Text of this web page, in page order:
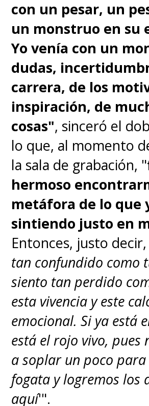
con un pesar, un
un monstruo en su
Yo venía con un
dudas,
carrera, de los
inspiración, de
cosas", sinceró el
lo que, al momento
la sala de grabación, "
hermoso
metáfora de lo que
sintiendo justo en
Entonces, justo
tan confundido como
siento tan perdido
esta vivencia y este
emocional. Si ya está
está el rojo vivo, pues
a soplar un poco
fogata y logremos los
aquí'".